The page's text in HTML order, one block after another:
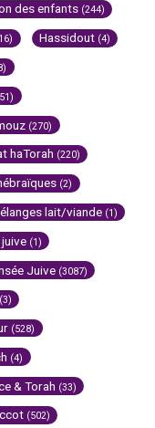
des enfants (244)
Hassidout (4)
(270)
haTorah (220)
(2)
lait/viande (1)
(1)
Juive (3087)
(3)
(528)
(4)
& Torah (33)
(502)